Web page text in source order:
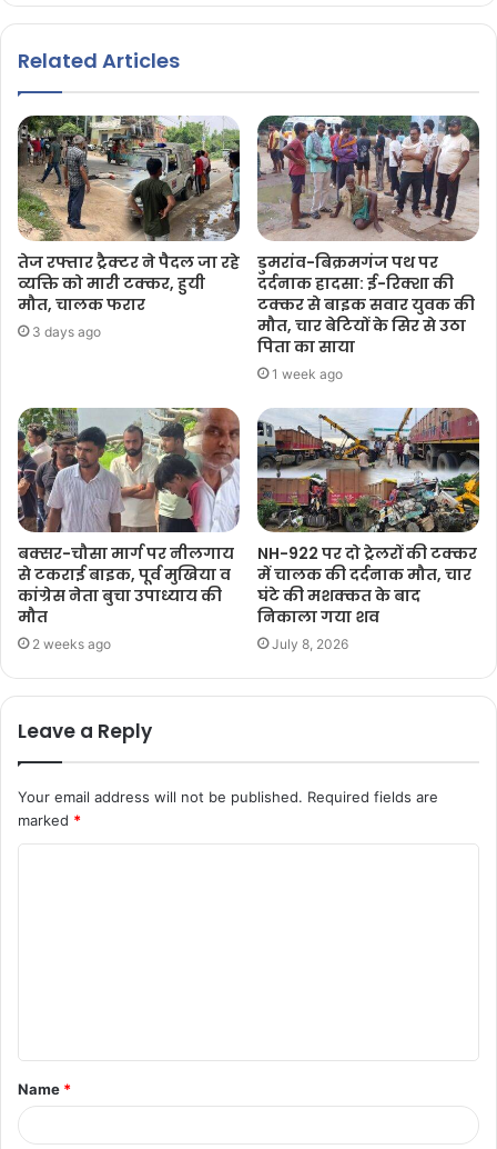
Related Articles
तेज रफ्तार ट्रैक्टर ने पैदल जा रहे
व्यक्ति को मारी टक्कर, हुयी
मौत, चालक फरार
3 days ago
डुमरांव-बिक्रमगंज पथ पर
दर्दनाक हादसा: ई-रिक्शा की
टक्कर से बाइक सवार युवक की
मौत, चार बेटियों के सिर से उठा
पिता का साया
1 week ago
बक्सर-चौसा मार्ग पर नीलगाय
से टकराई बाइक, पूर्व मुखिया व
कांग्रेस नेता बुचा उपाध्याय की
मौत
2 weeks ago
NH-922 पर दो ट्रेलरों की टक्कर
में चालक की दर्दनाक मौत, चार
घंटे की मशक्कत के बाद
निकाला गया शव
July 8, 2026
Leave a Reply
Your email address will not be published. Required fields are
marked *
Name *